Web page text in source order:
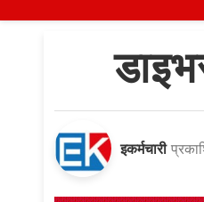
इकर्मचारी